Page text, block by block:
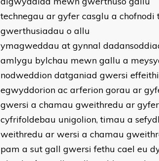
technegau ar gyfer casglu a chofnodi
gwerthusiadau o allu
ymagweddau at gynnal
amlygu bylchau mewn gallu a
nodweddion datganiad gwersi
egwyddorion ac arferion gorau ar
gwersi a chamau gweithredu ar
cyfrifoldebau unigolion, timau a
weithredu ar wersi a chamau
pam a sut gall gwersi fethu cael eu